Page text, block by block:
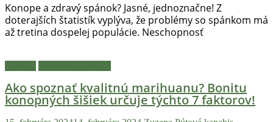
Konope a zdravý spánok? Jasné, jednoznačne! Z
doterajších štatistík vyplýva, že problémy so spánkom má
až tretina dospelej populácie. Neschopnosť
Ako spoznať kvalitnú marihuanu? Bonitu
konopných šišiek určuje týchto 7 faktorov!